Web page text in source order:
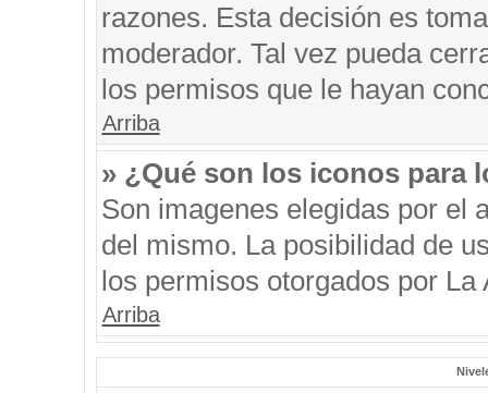
razones. Esta decisión es
moderador. Tal vez pueda
los permisos que le hayan
Arriba
» ¿Qué son los iconos para
Son imagenes elegidas por el
del mismo. La posibilidad de
los permisos otorgados por La
Arriba